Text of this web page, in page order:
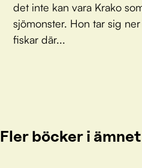
det inte kan vara Krako
sjömonster. Hon tar sig
fiskar där...
Fler böcker i